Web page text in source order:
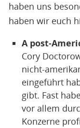
haben uns
haben wir euch
A post-
Cory
nicht-
eingeführt
gibt. Fast
vor allem
Konzerne